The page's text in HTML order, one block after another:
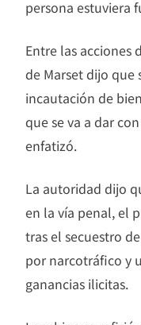
persona estuviera
Entre las acciones
de Marset dijo
incautación de
que se va a dar
enfatizó.
La autoridad dijo
en la vía penal, el
tras el secuestro
por narcotráfico y
ganancias ilicitas.